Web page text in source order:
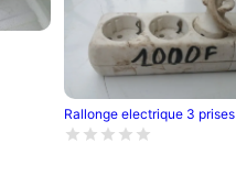
Rallonge electrique 3 prises